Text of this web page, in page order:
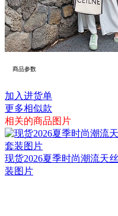
商品参数
加入进货单
更多相似款
相关的商品图片
现货2026夏季时尚潮流天
装图片